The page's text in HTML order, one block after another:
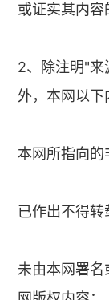
或证实其内容
2、除注明"来
外，本网以下
本网所指向的
已作出不得转
未由本网署